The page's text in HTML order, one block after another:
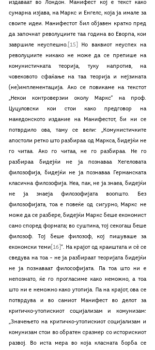
издаваат во Лондон. Манифест кој е текст како
сумарна изјава, на Маркс и Енгелс, која ја имале за
своите идеи. Манифестот бил објавен кратко пред
да започнат револуциите таа година во Еворпа, кои
завршиле неуспешно. [15]
Но ваквиот неуспех на
револуциите никако не може да се препише на
комунистичката теорија, туку напротив, на
човековото сфаќање на таа теорија и нејзината
(не)имплементација. Ако се повикаме на текстот
„Некои контроверзии околу Маркс“ на проф.
Цуцуловски кои стои како предговор на
македонското издание на Манифестот, би ни се
потврдило ова, таму се вели: „Комунистичките
апостоли ретко што разбираа од Маркса, бидејќи не
го читаа. Ако го читаа, не го разбираа. Не го
разбираа бидејќи не ја познаваа Хегеловата
филозофија, бидејќи не ја познаваа Германската
класична филозофија. Неа, пак, не ја знаеа, бидејќи
не ја знаеја филозофијата воопшто. Без
филозофијата, тоа е повеќе од сигурно, Маркс не
може да се разбере, бидејќи Маркс беше економист
само според формата; во суштина, тој секогаш беше
филозоф. Тој беше филозоф, кој пишуваше за
економски теми [16] “. На крајот од краиштата и сè се
сведува на тоа – не ја разбираат теоријата бидејќи
не ја познаваат философијата. Па тоа што ни е
непознато, ќе го прогласиме како неможно, а тоа
што ни е неможно како утопија. Па на крајот, ова се
потврдува и во самиот Манифест во делот за
критичко-утопискиот социјализам и комунизам:
„Значењето на критичко-утопискиот социјализам и
комунизам стои во обратен сразмер со историскиот
развој. Во иста мера во која класната борба се